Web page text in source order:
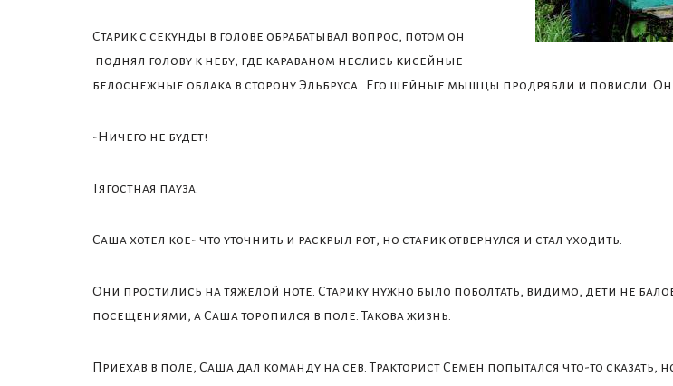
Старик с секунды в голове обрабатывал вопрос, потом он
поднял голову к небу, где караваном неслись кисейные
белоснежные облака в сторону Эльбруса.. Его шейные мышцы продрябли и повисли. Он
-Ничего не будет!
Тягостная пауза.
Саша хотел кое- что уточнить и раскрыл рот, но старик отвернулся и стал уходить.
Они простились на тяжелой ноте. Старику нужно было поболтать, видимо, дети не
посещениями, а Саша торопился в поле. Такова жизнь.
Приехав в поле, Саша дал команду на сев. Тракторист Семен попытался что-то сказать,